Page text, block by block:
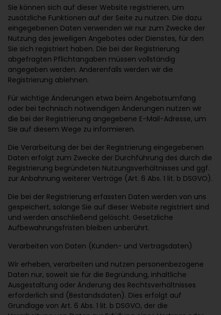
Sie können sich auf dieser Website registrieren, um
zusätzliche Funktionen auf der Seite zu nutzen. Die dazu
eingegebenen Daten verwenden wir nur zum Zwecke der
Nutzung des jeweiligen Angebotes oder Dienstes, für den
Sie sich registriert haben. Die bei der Registrierung
abgefragten Pflichtangaben müssen vollständig
angegeben werden. Anderenfalls werden wir die
Registrierung ablehnen.
Für wichtige Änderungen etwa beim Angebotsumfang
oder bei technisch notwendigen Änderungen nutzen wir
die bei der Registrierung angegebene E-Mail-Adresse, um
Sie auf diesem Wege zu informieren.
Die Verarbeitung der bei der Registrierung eingegebenen
Daten erfolgt zum Zwecke der Durchführung des durch die
Registrierung begründeten Nutzungsverhältnisses und ggf.
zur Anbahnung weiterer Verträge (Art. 6 Abs. 1 lit. b DSGVO).
Die bei der Registrierung erfassten Daten werden von uns
gespeichert, solange Sie auf dieser Website registriert sind
und werden anschließend gelöscht. Gesetzliche
Aufbewahrungsfristen bleiben unberührt.
Verarbeiten von Daten (Kunden- und Vertragsdaten)
Wir erheben, verarbeiten und nutzen personenbezogene
Daten nur, soweit sie für die Begründung, inhaltliche
Ausgestaltung oder Änderung des Rechtsverhältnisses
erforderlich sind (Bestandsdaten). Dies erfolgt auf
Grundlage von Art. 6 Abs. 1 lit. b DSGVO, der die